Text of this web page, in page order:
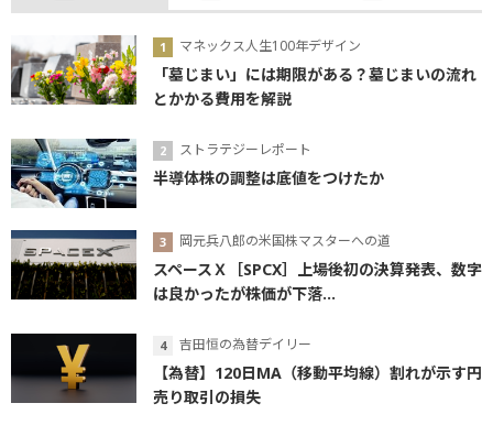
マネックス人生100年デザイン
「墓じまい」には期限がある？墓じまいの流れ
とかかる費用を解説
ストラテジーレポート
半導体株の調整は底値をつけたか
岡元兵八郎の米国株マスターへの道
スペースＸ［SPCX］上場後初の決算発表、数字
は良かったが株価が下落...
吉田恒の為替デイリー
【為替】120日MA（移動平均線）割れが示す円
売り取引の損失